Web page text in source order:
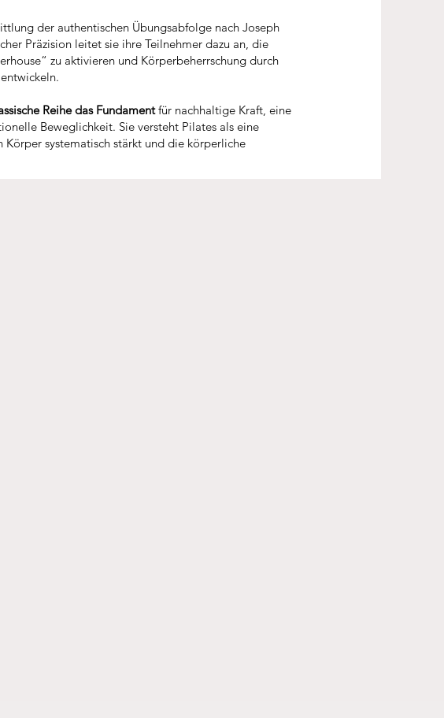
der authentischen Übungsabfolge nach Joseph
Präzision leitet sie ihre Teilnehmer dazu an, die
zu aktivieren und Körperbeherrschung durch
Reihe das Fundamentfür nachhaltige Kraft, eine
Beweglichkeit. Sie versteht Pilates als eine
Körper systematisch stärkt und die körperliche